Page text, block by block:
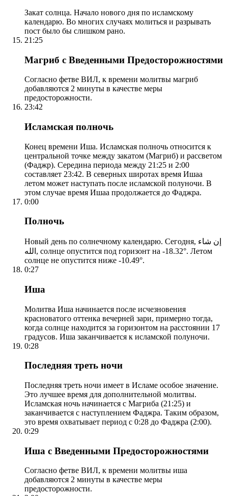
Закат солнца. Начало нового дня по исламскому
календарю. Во многих случаях молиться и разрывать
пост было бы слишком рано.
21:25
Магриб с Введенными Предосторожностями
Согласно фетве ВИЛ, к времени молитвы магриб
добавляются 2 минуты в качестве меры
предосторожности.
23:42
Исламская полночь
Конец времени Иша. Исламская полночь относится к
центральной точке между закатом (Магриб) и рассветом
(Фаджр). Середина периода между 21:25 и 2:00
составляет 23:42. В северных широтах время Ишаа
летом может наступать после исламской полуночи. В
этом случае время Ишаа продолжается до Фаджра.
0:00
Полночь
Новый день по солнечному календарю. Сегодня, إن شاء
الله, солнце опустится под горизонт на -18.32°. Летом
солнце не опустится ниже -10.49°.
0:27
Иша
Молитва Иша начинается после исчезновения
красноватого оттенка вечерней зари, примерно тогда,
когда солнце находится за горизонтом на расстоянии 17
градусов. Иша заканчивается к исламской полуночи.
0:28
Последняя треть ночи
Последняя треть ночи имеет в Исламе особое значение.
Это лучшее время для дополнительной молитвы.
Исламская ночь начинается с Магриба (21:25) и
заканчивается с наступлением Фаджра. Таким образом,
это время охватывает период с 0:28 до Фаджра (2:00).
0:29
Иша с Введенными Предосторожностями
Согласно фетве ВИЛ, к времени молитвы иша
добавляются 2 минуты в качестве меры
предосторожности.